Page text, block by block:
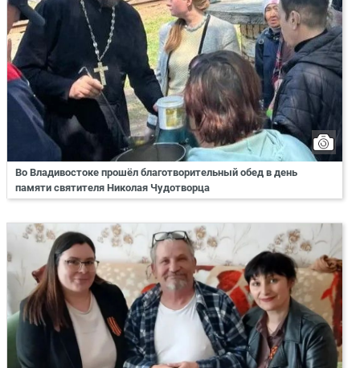
Во Владивостоке прошёл благотворительный обед в день
памяти святителя Николая Чудотворца